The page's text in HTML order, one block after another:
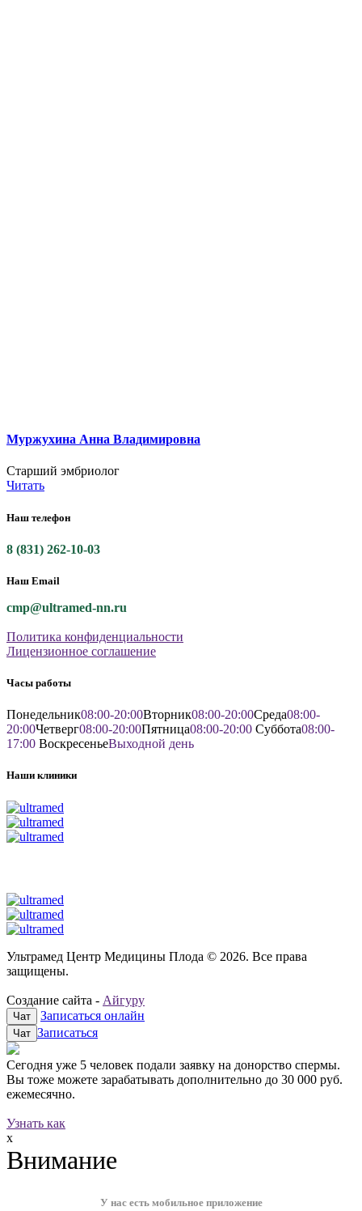
Муржухина Анна Владимировна
Старший эмбриолог
Читать
Наш телефон
8 (831) 262-10-03
Наш Email
cmp@ultramed-nn.ru
Политика конфиденциальности
Лицензионное соглашение
Часы работы
Понедельник08:00-20:00Вторник08:00-20:00Среда08:00-
20:00Четверг08:00-20:00Пятница08:00-20:00 Суббота08:00-
17:00 ВоскресеньеВыходной день
Наши клиники
Ультрамед Центр Медицины Плода © 2026. Все права
защищены.
Создание сайта - Айгуру
Чат Записаться онлайн
Чат Записаться
Сегодня уже 5 человек подали заявку на донорство спермы.
Вы тоже можете зарабатывать дополнительно до 30 000 руб.
ежемесячно.
Узнать как
x
Внимание
У нас есть мобильное приложение